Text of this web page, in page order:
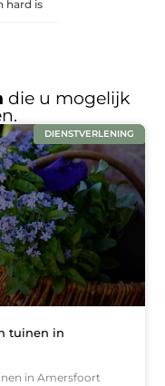
hard is
die u mogelijk
DIENSTVERLENING
tuinen in
in Amersfoort